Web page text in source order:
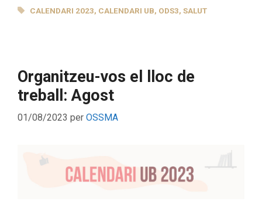
ETIQUETES
CALENDARI 2023, CALENDARI UB, ODS3,SALUT
Organitzeu-vos el lloc de
treball: Agost
01/08/2023 per OSSMA